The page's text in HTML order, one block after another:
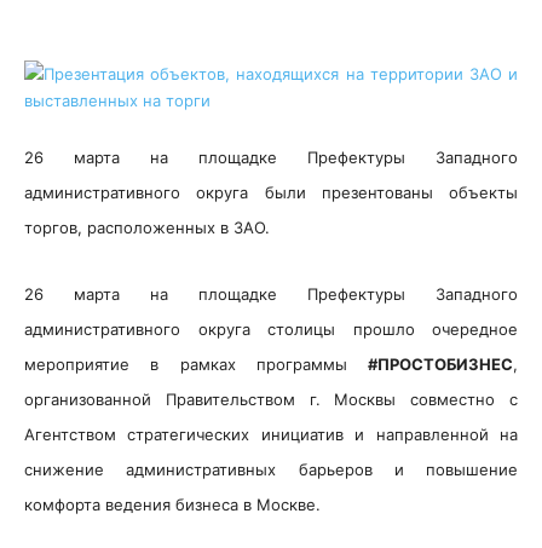
26 марта на площадке Префектуры Западного
административного округа были презентованы объекты
торгов, расположенных в ЗАО.
26 марта на площадке Префектуры Западного
административного округа столицы прошло очередное
мероприятие в рамках программы #ПРОСТОБИЗНЕС,
организованной Правительством г. Москвы совместно с
Агентством стратегических инициатив и направленной на
снижение административных барьеров и повышение
комфорта ведения бизнеса в Москве.